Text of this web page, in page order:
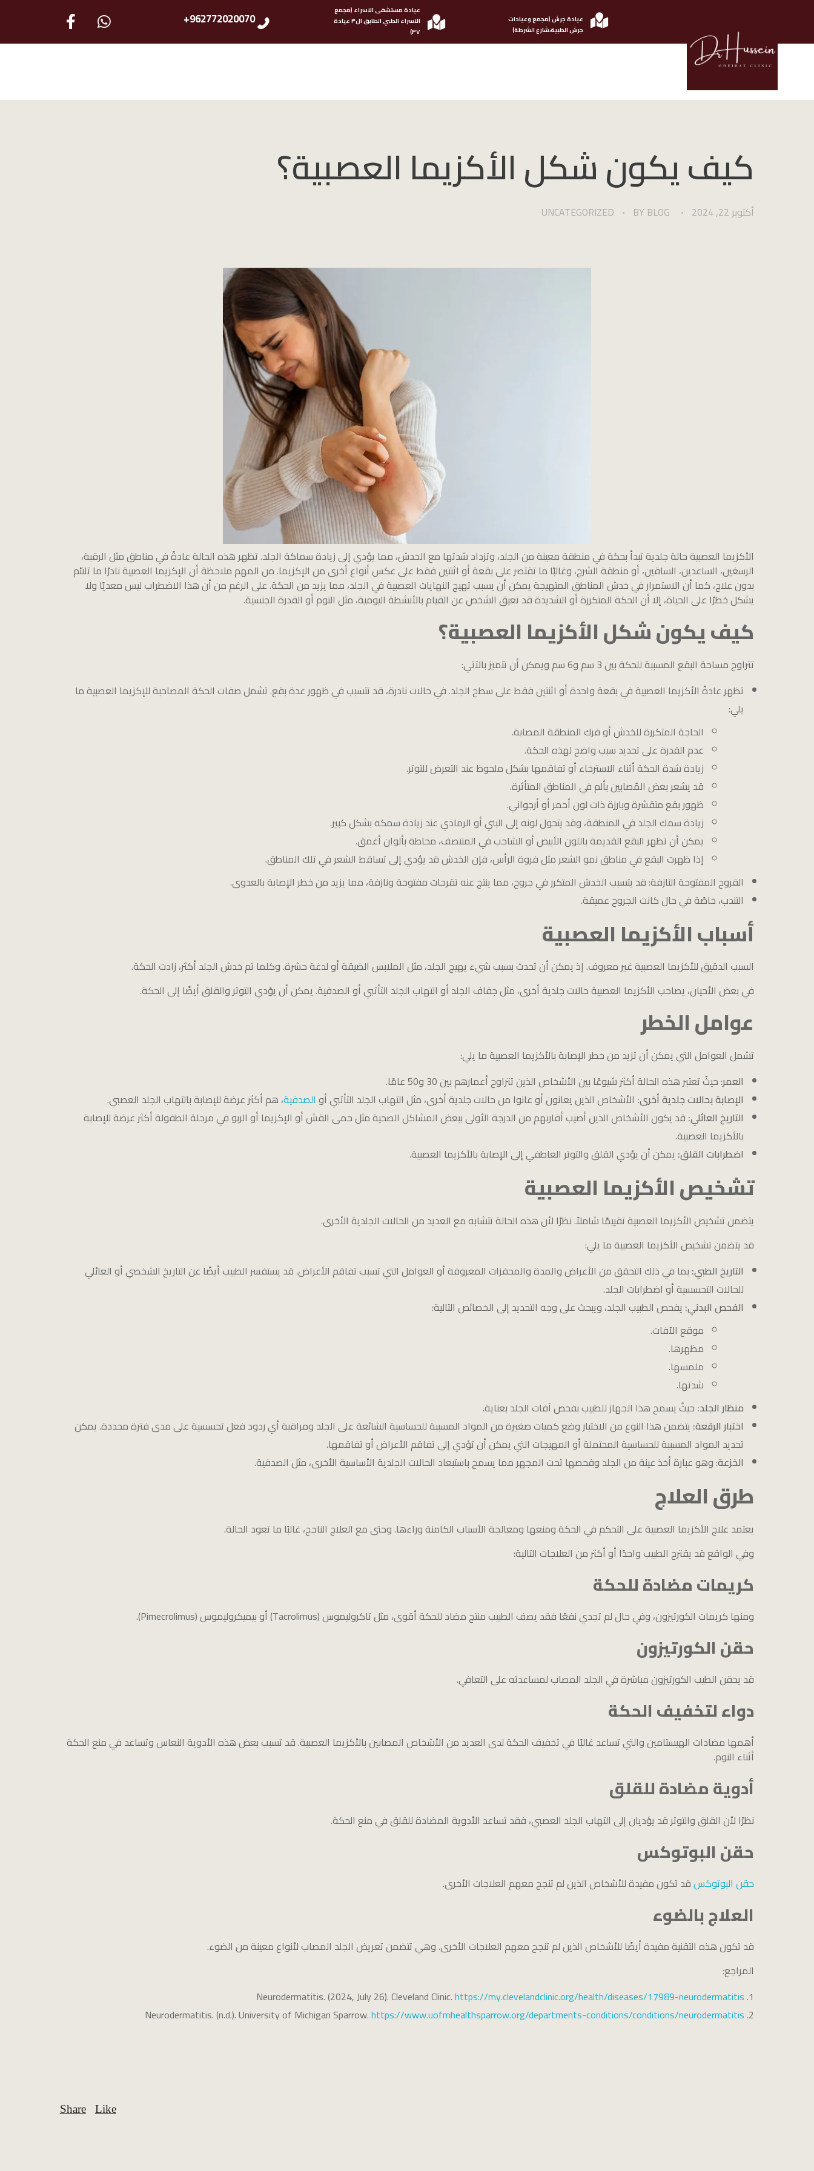
عيادة جرش (مجمع وعيادات
جرش الطبية،شارع الشرطة)
عيادة مستشفى الاسراء (مجمع
الاسراء الطبي الطابق ال٣ عيادة
٣٧)
962772020070+
الدكتور حسين عضيبات استشاري امرض الجلدية والتناسلية
كيف يكون شكل الأكزيما العصبية؟
أكتوبر 22, 2024 BY BLOG
UNCATEGORIZED
الأكزيما العصبية حالة جلدية تبدأ بحكة في منطقة معينة من الجلد، وتزداد شدتها مع الخدش، مما يؤدي إلى زيادة سماكة الجلد. تظهر هذه الحالة عادةً في مناطق مثل الرقبة،
الرسغين، الساعدين، الساقين، أو منطقة الشرج، وغالبًا ما تقتصر على بقعة أو اثنتين فقط على عكس أنواع أخرى من الإكزيما. من المهم ملاحظة أن الإكزيما العصبية نادرًا ما تلتئم
بدون علاج، كما أن الاستمرار في خدش المناطق المتهيجة يمكن أن يسبب تهيج النهايات العصبية في الجلد، مما يزيد من الحكة. على الرغم من أن هذا الاضطراب ليس معديًا ولا
يشكل خطرًا على الحياة، إلا أن الحكة المتكررة أو الشديدة قد تعيق الشخص عن القيام بالأنشطة اليومية، مثل النوم أو القدرة الجنسية.
كيف يكون شكل الأكزيما العصبية؟
تتراوح مساحة البقع المسببة للحكة بين 3 سم و6 سم ويمكن أن تتميز بالآتي:
تظهر عادةً الأكزيما العصبية في بقعة واحدة أو اثنتين فقط على سطح الجلد. في حالات نادرة، قد تتسبب في ظهور عدة بقع. تشمل صفات الحكة المصاحبة للإكزيما العصبية ما
يلي:
الحاجة المتكررة للخدش أو فرك المنطقة المصابة.
عدم القدرة على تحديد سبب واضح لهذه الحكة.
زيادة شدة الحكة أثناء الاسترخاء أو تفاقمها بشكل ملحوظ عند التعرض للتوتر.
قد يشعر بعض المُصابين بألم في المناطق المتأثرة.
ظهور بقع متقشرة وبارزة ذات لون أحمر أو أرجواني.
زيادة سمك الجلد في المنطقة، وقد يتحول لونه إلى البني أو الرمادي عند زيادة سمكه بشكل كبير.
يمكن أن تظهر البقع القديمة باللون الأبيض أو الشاحب في المنتصف، محاطة بألوان أغمق.
إذا ظهرت البقع في مناطق نمو الشعر مثل فروة الرأس، فإن الخدش قد يؤدي إلى تساقط الشعر في تلك المناطق.
القروح المفتوحة النازفة: قد يتسبب الخدش المتكرر في جروح، مما ينتج عنه تقرحات مفتوحة ونازفة، مما يزيد من خطر الإصابة بالعدوى.
التندب، خاصًة في حال كانت الجروح عميقة.
أسباب الأكزيما العصبية
السبب الدقيق للأكزيما العصبية غير معروف. إذ يمكن أن تحدث بسبب شيء يهيج الجلد، مثل الملابس الضيقة أو لدغة حشرة. وكلما تم خدش الجلد أكثر، زادت الحكة.
في بعض الأحيان، يصاحب الأكزيما العصبية حالات جلدية أخرى، مثل جفاف الجلد أو التهاب الجلد التأتبي أو الصدفية. يمكن أن يؤدي التوتر والقلق أيضًا إلى الحكة.
عوامل الخطر
تشمل العوامل التي يمكن أن تزيد من خطر الإصابة بالأكزيما العصبية ما يلي:
العمر: حيثُ تعتبر هذه الحالة أكثر شيوعًا بين الأشخاص الذين تتراوح أعمارهم بين 30 و50 عامًا.
الإصابة بحالات جلدية أخرى: الأشخاص الذين يعانون أو عانوا من حالات جلدية أخرى، مثل التهاب الجلد التأتبي أو الصدفية، هم أكثر عرضة للإصابة بالتهاب الجلد العصبي.
التاريخ العائلي: قد يكون الأشخاص الذين أصيب أقاربهم من الدرجة الأولى ببعض المشاكل الصحية مثل حمى القش أو الإكزيما أو الربو في مرحلة الطفولة أكثر عرضة للإصابة
بالأكزيما العصبية.
اضطرابات القلق: يمكن أن يؤدي القلق والتوتر العاطفي إلى الإصابة بالأكزيما العصبية.
تشخيص الأكزيما العصبية
يتضمن تشخيص الأكزيما العصبية تقييمًا شاملاً. نظرًا لأن هذه الحالة تتشابه مع العديد من الحالات الجلدية الأخرى.
قد يتضمن تشخيص الأكزيما العصبية ما يلي:
التاريخ الطبي: بما في ذلك التحقق من الأعراض والمدة والمحفزات المعروفة أو العوامل التي تسبب تفاقم الأعراض. قد يستفسر الطبيب أيضًا عن التاريخ الشخصي أو العائلي
للحالات التحسسية أو اضطرابات الجلد.
الفحص البدني: يفحص الطبيب الجلد، ويبحث على وجه التحديد إلى الخصائص التالية:
موقع الآفات.
مظهرها.
ملمسها.
شدتها.
منظار الجلد: حيثُ يسمح هذا الجهاز للطبيب بفحص آفات الجلد بعناية.
اختبار الرقعة: يتضمن هذا النوع من الاختبار وضع كميات صغيرة من المواد المسببة للحساسية الشائعة على الجلد ومراقبة أي ردود فعل تحسسية على مدى فترة محددة. يمكن
تحديد المواد المسببة للحساسية المحتملة أو المهيجات التي يمكن أن تؤدي إلى تفاقم الأعراض أو تفاقمها.
الخزعة: وهو عبارة أخذ عينة من الجلد وفحصها تحت المجهر مما يسمح باستبعاد الحالات الجلدية الأساسية الأخرى، مثل الصدفية.
طرق العلاج
يعتمد علاج الأكزيما العصبية على التحكم في الحكة ومنعها ومعالجة الأسباب الكامنة وراءها. وحتى مع العلاج الناجح، غالبًا ما تعود الحالة.
وفي الواقع قد يقترح الطبيب واحدًا أو أكثر من العلاجات التالية:
كريمات مضادة للحكة
ومنها كريمات الكورتيزون، وفي حال لم تجدي نفعًا فقد يصف الطبيب منتج مضاد للحكة أقوى، مثل تاكروليموس (Tacrolimus) أو بيميكروليموس (Pimecrolimus).
حقن الكورتيزون
قد يحقن الطيب الكورتيزون مباشرة في الجلد المصاب لمساعدته على التعافي.
دواء لتخفيف الحكة
أهمها مضادات الهيستامين والتي تساعد غالبًا في تخفيف الحكة لدى العديد من الأشخاص المصابين بالأكزيما العصبية. قد تسبب بعض هذه الأدوية النعاس وتساعد في منع الحكة
أثناء النوم.
أدوية مضادة للقلق
نظرًا لأن القلق والتوتر قد يؤديان إلى التهاب الجلد العصبي، فقد تساعد الأدوية المضادة للقلق في منع الحكة.
حقن البوتوكس
حقن البوتوكسقد تكون مفيدة للأشخاص الذين لم تنجح معهم العلاجات الأخرى.
العلاج بالضوء
قد تكون هذه التقنية مفيدة أيضًا للأشخاص الذين لم تنجح معهم العلاجات الأخرى. وهي تتضمن تعريض الجلد المصاب لأنواع معينة من الضوء.
المراجع:
Neurodermatitis. (2024, July 26). Cleveland Clinic.https://my.clevelandclinic.org/health/diseases/17989-neurodermatitis
Neurodermatitis. (n.d.). University of Michigan Sparrow.https://www.uofmhealthsparrow.org/departments-conditions/conditions/neurodermatitis